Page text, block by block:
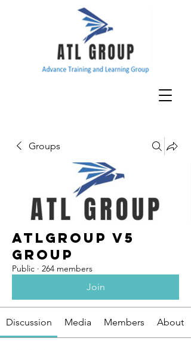
Groups
ATLGroup v5
Group
Public · 264 members
Join
Discussion Media Members About